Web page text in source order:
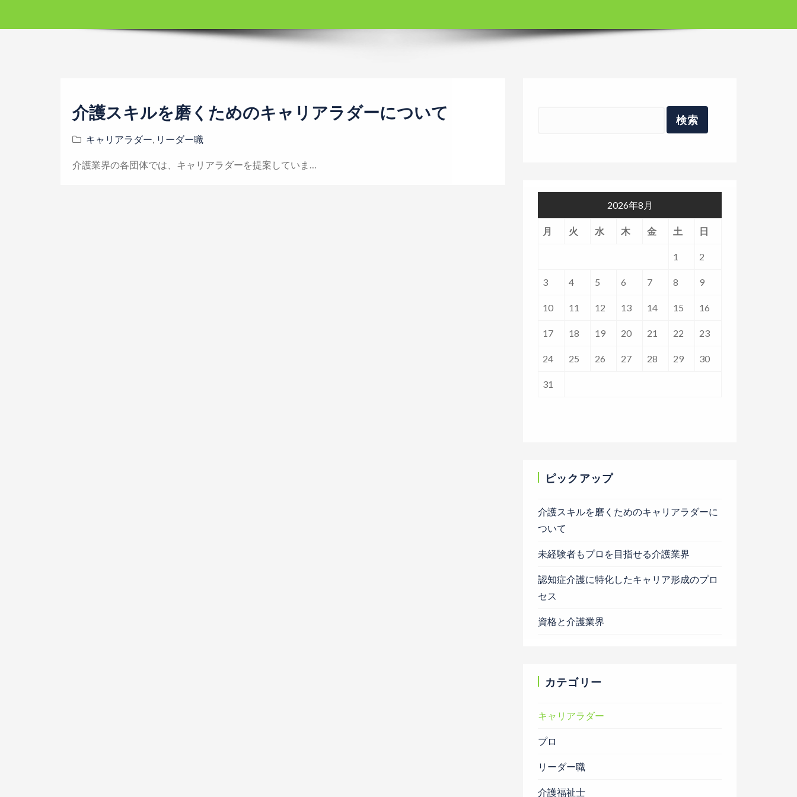
介護スキルを磨くためのキャリアラダーについて
キャリアラダー, リーダー職
介護業界の各団体では、キャリアラダーを提案していま…
2026年8月
月 火 水 木 金 土 日
1 2
3 4 5 6 7 8 9
10 11 12 13 14 15 16
17 18 19 20 21 22 23
24 25 26 27 28 29 30
31
ピックアップ
介護スキルを磨くためのキャリアラダーに
ついて
未経験者もプロを目指せる介護業界
認知症介護に特化したキャリア形成のプロ
セス
資格と介護業界
カテゴリー
キャリアラダー
プロ
リーダー職
介護福祉士